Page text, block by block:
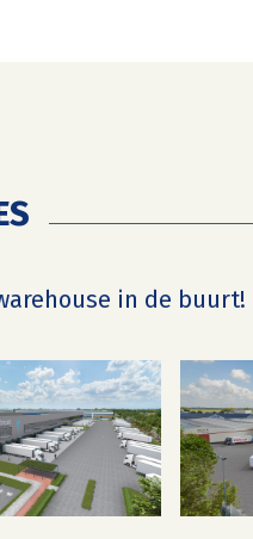
in de buurt!